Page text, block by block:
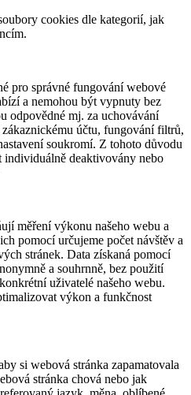
cookies dle kategorií, jak
pro správné fungování webové
a nemohou být vypnuty bez
odpovědné mj. za uchovávání
účtu, fungování filtrů,
soukromí. Z tohoto důvodu
individuálně deaktivovány nebo
měření výkonu našeho webu a
pomocí určujeme počet návštěv a
stránek. Data získaná pomocí
a souhrnně, bez použití
uživatelé našeho webu.
výkon a funkčnost
si webová stránka zapamatovala
stránka chová nebo jak